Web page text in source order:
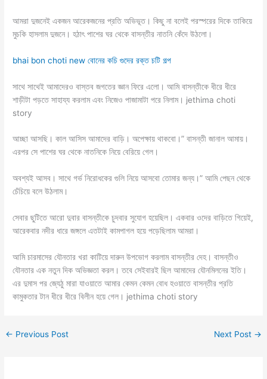
আমরা দুজনেই একজন আরেকজনের প্রতি অভিভূত। কিছু না বলেই পরস্পরের দিকে তাকিয়ে
মুচকি হাসলাম দুজনে। হঠাৎ পাশের ঘর থেকে বাসন্তীর নাতনি কেঁদে উঠলো।
bhai bon choti new বোনের কচি গুদের রক্ত চটি গল্প
সাথে সাথেই আমাদেরও বাস্তব জগতের জ্ঞান ফিরে এলো। আমি বাসন্তীকে ধীরে ধীরে
শাড়ীটা পড়তে সাহায্য করলাম এবং নিজেও পাজামাটা পরে নিলাম। jethima choti
story
আচ্ছা আসছি। কাল আসিস আমাদের বাড়ি। অপেক্ষায় থাকবো।” বাসন্তী জানাল আমায়।
এরপর সে পাশের ঘর থেকে নাতনিকে নিয়ে বেরিয়ে গেল।
অবশ্যই আসব। সাথে গর্ভ নিরোধকের গুলি নিয়ে আসবো তোমার জন্য।” আমি পেছন থেকে
চেঁচিয়ে বলে উঠলাম।
সেবার ছুটিতে আরো দুবার বাসন্তীকে চুদবার সুযোগ হয়েছিল। একবার ওদের বাড়িতে গিয়েই,
আরেকবার নদীর ধারে জঙ্গলে এতটাই কামপাগল হয়ে পড়েছিলাম আমরা।
আমি চারমাসের যৌনতার খরা কাটিয়ে দারুন উপভোগ করলাম বাসন্তীর দেহ। বাসন্তীও
যৌনতার এক নতুন দিক অভিজ্ঞতা করল। তবে সেইবারই ছিল আমাদের যৌনমিলনের ইতি।
এর দুমাস পর জ্যেঠু মারা যাওয়াতে আমার কেমন কেমন বোধ হওয়াতে বাসন্তীর প্রতি
কামুকতার টান ধীরে ধীরে বিলীন হয়ে গেল। jethima choti story
← Previous Post Next Post →